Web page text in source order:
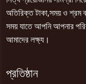
অতিরিক্ত টাকা,সময় ও শ্রম
সময় যাতে আপনি আপনার
আমাদের লক্ষ্য।
প্রতিষ্ঠান